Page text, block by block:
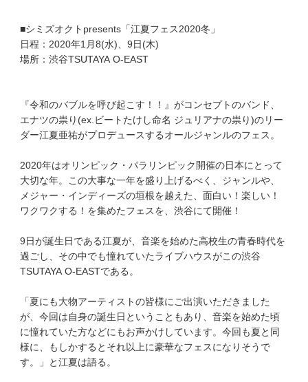
■シミズオクトpresents「江夏フェス2020冬」
日程：2020年1月8(水)、9日(木)
場所：渋谷TSUTAYA O-EAST
『令和のバブルを呼び起こす！！』がコンセプトのバンド、
エナツの祟り(ex.ビートたけし命名 ジュリアナの祟り)のリー
ダー江夏亜祐がプロデュースするオールジャンルのフェス。
2020年はオリンピック・パラリンピック開催の日本にとって
大切な年。この大事な一年を盛り上げるべく、ジャンルや、
メジャー・インディーズの垣根を越えた、面白い！楽しい！
ワクワクする！を集めたフェスを、渋谷にて開催！
9日が誕生日である江夏が、音楽を始めた高校生の青春時代を
過ごし、その中でも憧れていたライブハウスがこの渋谷
TSUTAYA O-EASTである。
「夏にも大物アーティストの皆様にご出演いただきました
が、今回は自身の誕生日ということもあり、音楽を始めた頃
に憧れていた方などにもお声かけしています。今回も夏と同
様に、もしかするとそれ以上に豪華なフェスになりそうで
す。」と江夏は語る。